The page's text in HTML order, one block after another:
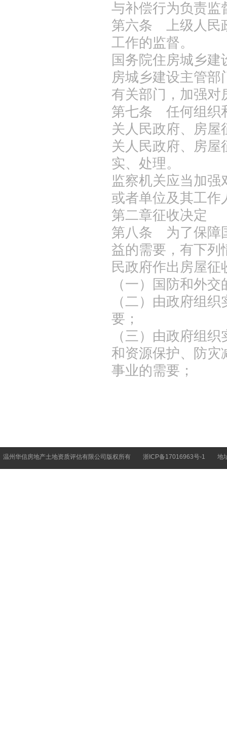
与补偿行为负责监
第六条 上级人民
工作的监督。
国务院住房城乡
房城乡建设主管
有关部门，加强对
第七条 任何组织
关人民政府、房屋
关人民政府、房屋
实、处理。
监察机关应当加
或者单位及其工
第二章征收决定
第八条 为了保障
益的需要，有下列
民政府作出房屋征
（一）国防和外
（二）由政府组
要；
（三）由政府组
和资源保护、防灾
事业的需要；
温州华信房地产土地资质评估有限公司版权所有 浙ICP备17016963号-1 地